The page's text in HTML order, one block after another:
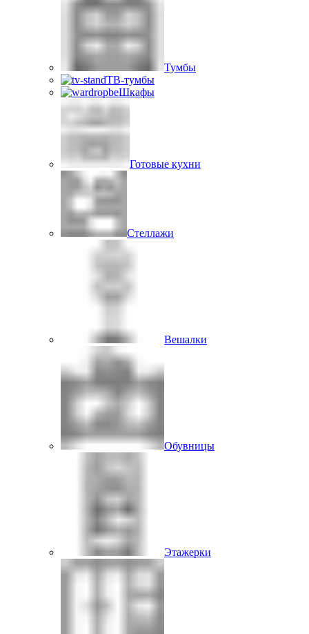
Тумбы
ТВ-тумбы
Шкафы
Готовые кухни
Стеллажи
Вешалки
Обувницы
Этажерки